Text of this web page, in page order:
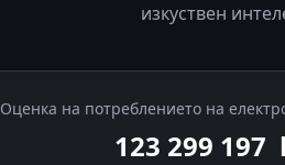
изкуствен
Оценка на потреблението на
123 300 181